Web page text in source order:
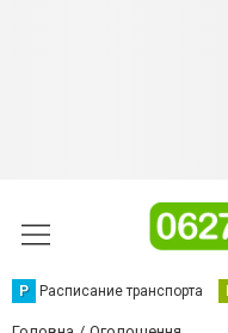
Р Расписание транспорта